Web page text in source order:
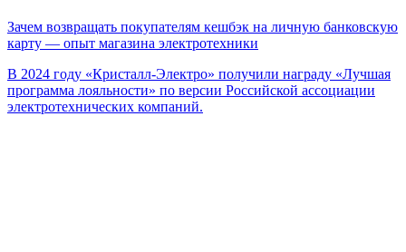
Зачем возвращать покупателям кешбэк на личную банковскую
карту — опыт магазина электротехники
В 2024 году «Кристалл-Электро» получили награду «Лучшая
программа лояльности» по версии Российской ассоциации
электротехнических компаний.